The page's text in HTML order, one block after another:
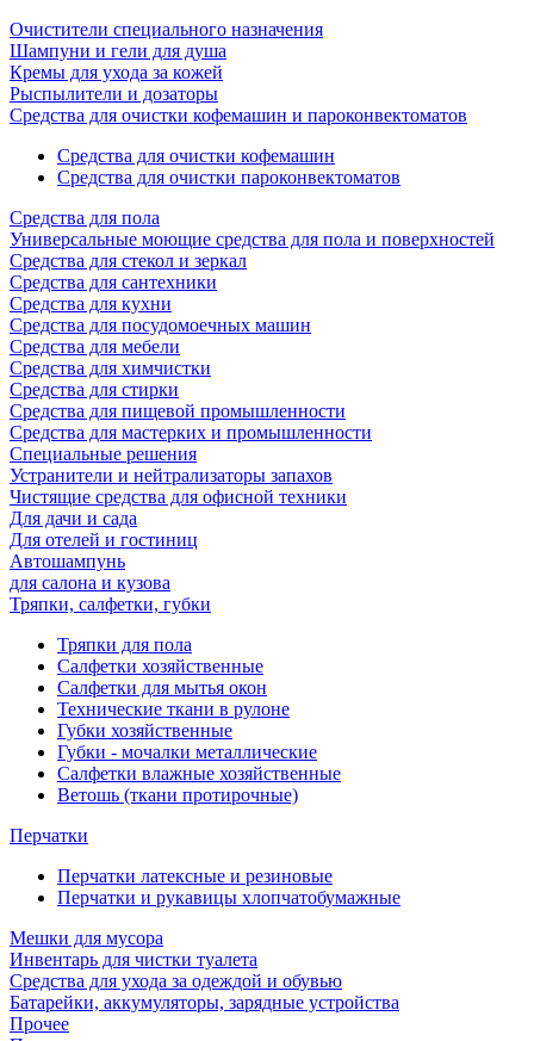
Очистители специального назначения
Шампуни и гели для душа
Кремы для ухода за кожей
Рыспылители и дозаторы
Cредства для очистки кофемашин и пароконвектоматов
Средства для очистки кофемашин
Cредства для очистки пароконвектоматов
Средства для пола
Универсальные моющие средства для пола и поверхностей
Средства для стекол и зеркал
Средства для сантехники
Средства для кухни
Средства для посудомоечных машин
Средства для мебели
Средства для химчистки
Средства для стирки
Средства для пищевой промышленности
Средства для мастерких и промышленности
Специальные решения
Устранители и нейтрализаторы запахов
Чистящие средства для офисной техники
Для дачи и сада
Для отелей и гостиниц
Автошампунь
для салона и кузова
Тряпки, салфетки, губки
Тряпки для пола
Салфетки хозяйственные
Салфетки для мытья окон
Технические ткани в рулоне
Губки хозяйственные
Губки - мочалки металлические
Салфетки влажные хозяйственные
Ветошь (ткани протирочные)
Перчатки
Перчатки латексные и резиновые
Перчатки и рукавицы хлопчатобумажные
Мешки для мусора
Инвентарь для чистки туалета
Средства для ухода за одеждой и обувью
Батарейки, аккумуляторы, зарядные устройства
Прочее